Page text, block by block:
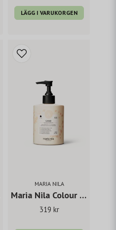
LÄGG I VARUKORGEN
MARIA NILA
Maria Nila Colour Refresh Honey Blonde 300 ml
319 kr